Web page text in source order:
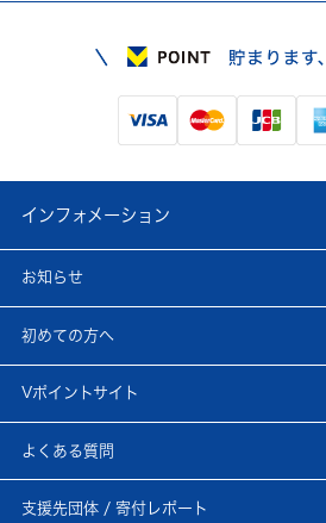
インフォメーション
お知らせ
初めての方へ
Vポイントサイト
よくある質問
支援先団体 / 寄付レポート